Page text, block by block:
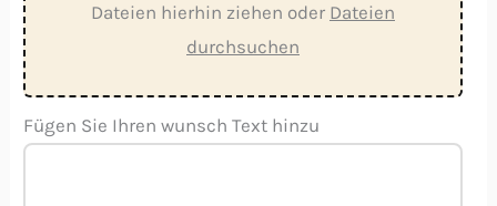
Dateien hierhin ziehen oder Dateien
durchsuchen
Fügen Sie Ihren wunsch Text hinzu